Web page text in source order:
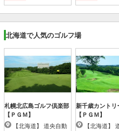
北海道で人気のゴルフ場
札幌北広島ゴルフ倶楽部
【ＰＧＭ】
新千歳カントリ
【ＰＧＭ】